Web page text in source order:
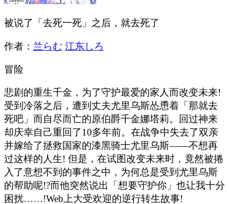
被说了「去死一死」之后，就去死了
作者： 兰らむ 江东しろ
冒险
悲剧的重生千金，为了守护最爱的家人而改变未来!
受到冷落之后，遭到丈夫尤里乌斯怂恿着「那就去
死吧」而自尽而亡的原伯爵千金娜塔莉。回过神来
却庆幸自己重回了10多年前。在战争中失去了双亲
并嫁给了拯救国家的漆黑骑士尤里乌斯——不想再
过这样的人生! 但是，在试图改变未来时，竟然被捲
入了意想不到的事件之中，为何总是受到尤里乌斯
的帮助呢!?而他突然说出「想要守护你」也让我十分
困扰……!Web上大受欢迎的逆行转生故事!